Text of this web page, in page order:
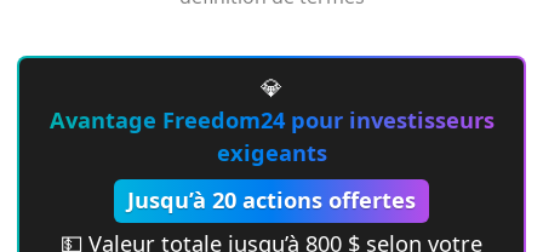
💎
Avantage Freedom24 pour investisseurs
exigeants
Jusqu’à 20 actions offertes
💵 Valeur totale jusqu’à 800 $ selon votre